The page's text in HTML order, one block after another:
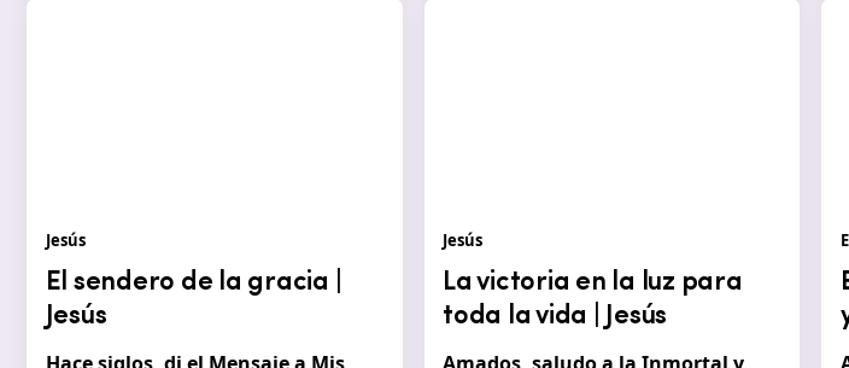
Jesús
El sendero de la gracia |
Jesús
Jesús
La victoria en la luz para
toda la vida | Jesús